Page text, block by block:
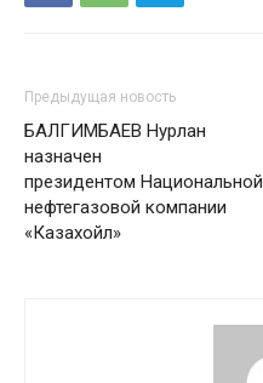
Предыдущая новость
БАЛГИМБАЕВ Нурлан
назначен
президентом Национальной
нефтегазовой компании
«Казахойл»